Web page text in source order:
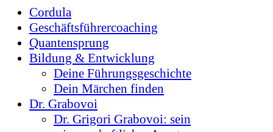
Cordula
Geschäftsführercoaching
Quantensprung
Bildung & Entwicklung
Deine Führungsgeschichte
Dein Märchen finden
Dr. Grabovoi
Dr. Grigori Grabovoi: sein